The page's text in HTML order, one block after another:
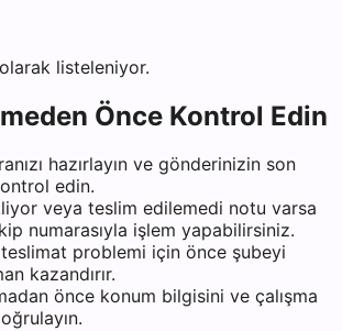
listeleniyor.
Önce Kontrol Edin
hazırlayın ve gönderinizin son
edin.
veya teslim edilemedi notu varsa
numarasıyla işlem yapabilirsiniz.
problemi için önce şubeyi
kazandırır.
önce konum bilgisini ve çalışma